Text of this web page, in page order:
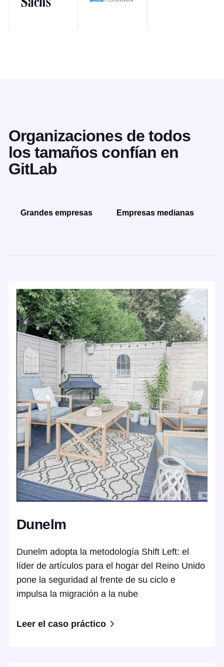
Organizaciones de todos
los tamaños confían en
GitLab
Grandes empresas Empresas medianas
Dunelm
Dunelm adopta la metodología Shift Left: el
líder de artículos para el hogar del Reino Unido
pone la seguridad al frente de su ciclo e
impulsa la migración a la nube
Leer el caso práctico